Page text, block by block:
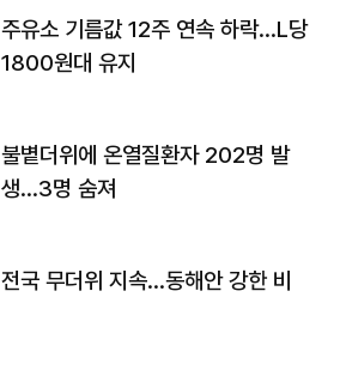
주유소 기름값 12주 연속 하락…L당
1800원대 유지
불볕더위에 온열질환자 202명 발
생…3명 숨져
전국 무더위 지속…동해안 강한 비